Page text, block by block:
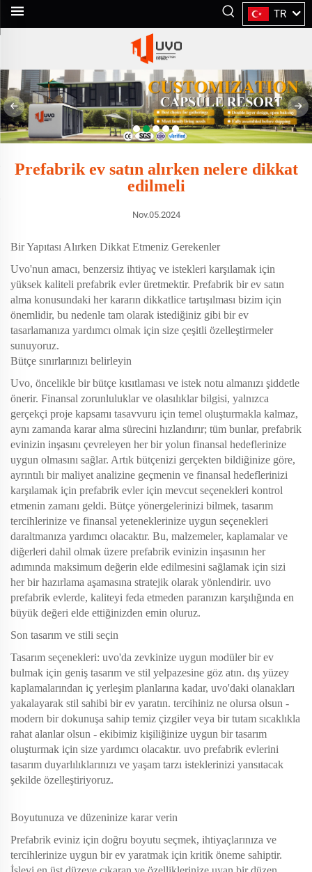
TR
Prefabrik ev satın alırken nelere dikkat
edilmeli
Nov.05.2024
Bir Yapıtası Alırken Dikkat Etmeniz Gerekenler
Uvo'nun amacı, benzersiz ihtiyaç ve istekleri karşılamak için
yüksek kaliteli prefabrik evler üretmektir. Prefabrik bir ev satın
alma konusundaki her kararın dikkatlice tartışılması bizim için
önemlidir, bu nedenle tam olarak istediğiniz gibi bir ev
tasarlamanıza yardımcı olmak için size çeşitli özelleştirmeler
sunuyoruz.
Bütçe sınırlarınızı belirleyin
Uvo, öncelikle bir bütçe kısıtlaması ve istek notu almanızı şiddetle
önerir. Finansal zorunluluklar ve olasılıklar bilgisi, yalnızca
gerçekçi proje kapsamı tasavvuru için temel oluşturmakla kalmaz,
aynı zamanda karar alma sürecini hızlandırır; tüm bunlar, prefabrik
evinizin inşasını çevreleyen her bir yolun finansal hedeflerinize
uygun olmasını sağlar. Artık bütçenizi gerçekten bildiğinize göre,
ayrıntılı bir maliyet analizine geçmenin ve finansal hedeflerinizi
karşılamak için prefabrik evler için mevcut seçenekleri kontrol
etmenin zamanı geldi. Bütçe yönergelerinizi bilmek, tasarım
tercihlerinize ve finansal yeteneklerinize uygun seçenekleri
daraltmanıza yardımcı olacaktır. Bu, malzemeler, kaplamalar ve
diğerleri dahil olmak üzere prefabrik evinizin inşasının her
adımında maksimum değerin elde edilmesini sağlamak için sizi
her bir hazırlama aşamasına stratejik olarak yönlendirir. uvo
prefabrik evlerde, kaliteyi feda etmeden paranızın karşılığında en
büyük değeri elde ettiğinizden emin oluruz.
Son tasarım ve stili seçin
Tasarım seçenekleri: uvo'da zevkinize uygun modüler bir ev
bulmak için geniş tasarım ve stil yelpazesine göz atın. dış yüzey
kaplamalarından iç yerleşim planlarına kadar, uvo'daki olanakları
yakalayarak stil sahibi bir ev yaratın. tercihiniz ne olursa olsun -
modern bir dokunuşa sahip temiz çizgiler veya bir tutam sıcaklıkla
rahat alanlar olsun - ekibimiz kişiliğinize uygun bir tasarım
oluşturmak için size yardımcı olacaktır. uvo prefabrik evlerini
tasarım duyarlılıklarınızı ve yaşam tarzı isteklerinizi yansıtacak
şekilde özelleştiriyoruz.
Boyutunuza ve düzeninize karar verin
Prefabrik eviniz için doğru boyutu seçmek, ihtiyaçlarınıza ve
tercihlerinize uygun bir ev yaratmak için kritik öneme sahiptir.